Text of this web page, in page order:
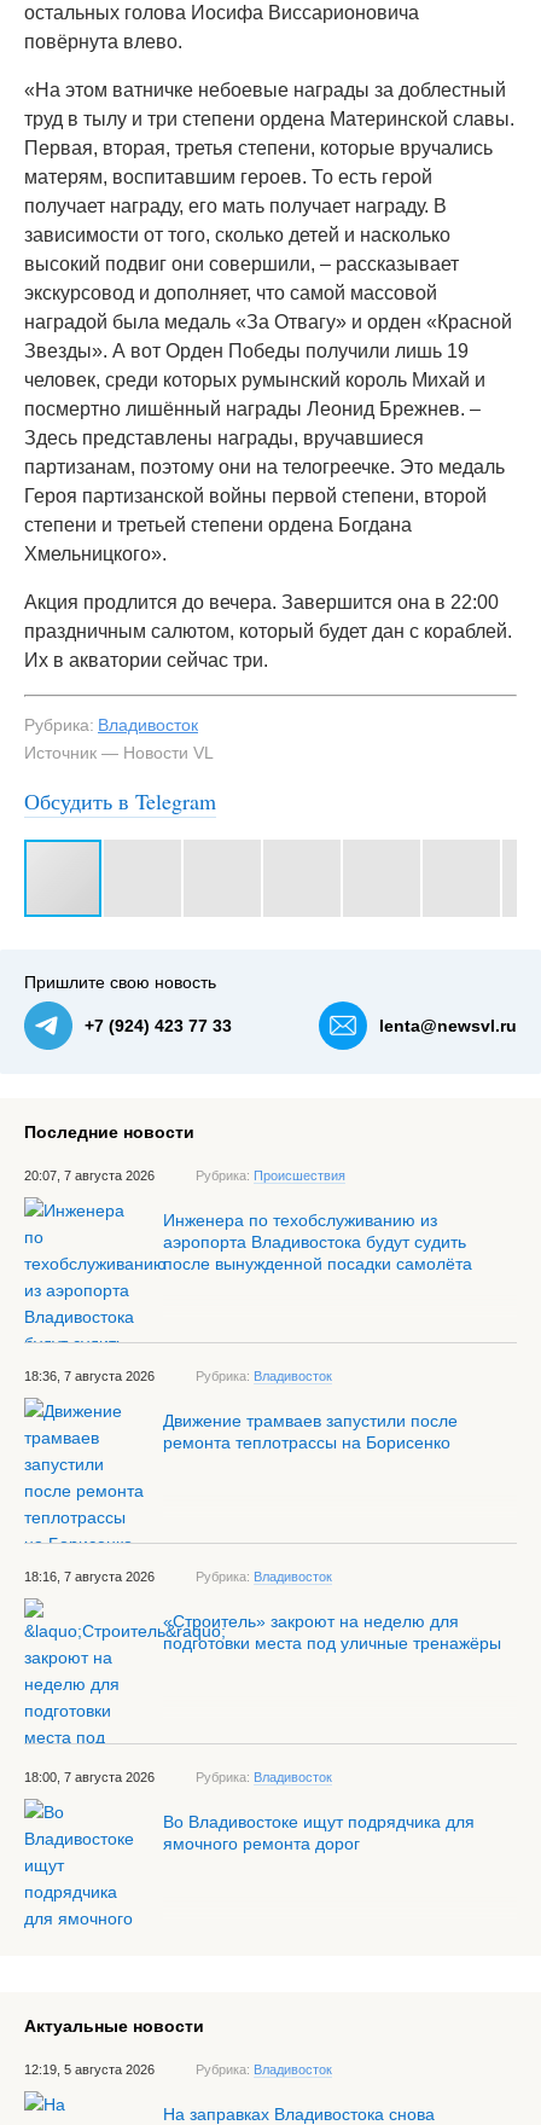
остальных голова Иосифа Виссарионовича
повёрнута влево.
«На этом ватничке небоевые награды за доблестный
труд в тылу и три степени ордена Материнской славы.
Первая, вторая, третья степени, которые вручались
матерям, воспитавшим героев. То есть герой
получает награду, его мать получает награду. В
зависимости от того, сколько детей и насколько
высокий подвиг они совершили, – рассказывает
экскурсовод и дополняет, что самой массовой
наградой была медаль «За Отвагу» и орден «Красной
Звезды». А вот Орден Победы получили лишь 19
человек, среди которых румынский король Михай и
посмертно лишённый награды Леонид Брежнев. –
Здесь представлены награды, вручавшиеся
партизанам, поэтому они на телогреечке. Это медаль
Героя партизанской войны первой степени, второй
степени и третьей степени ордена Богдана
Хмельницкого».
Акция продлится до вечера. Завершится она в 22:00
праздничным салютом, который будет дан с кораблей.
Их в акватории сейчас три.
Рубрика: Владивосток
Источник — Новости VL
Обсудить в Telegram
Пришлите свою новость
+7 (924) 423 77 33 lenta@newsvl.ru
Последние новости
20:07, 7 августа 2026 Рубрика: Происшествия
Инженера по техобслуживанию из
аэропорта Владивостока будут судить
после вынужденной посадки самолёта
18:36, 7 августа 2026 Рубрика: Владивосток
Движение трамваев запустили после
ремонта теплотрассы на Борисенко
18:16, 7 августа 2026 Рубрика: Владивосток
«Строитель» закроют на неделю для
подготовки места под уличные тренажёры
18:00, 7 августа 2026 Рубрика: Владивосток
Во Владивостоке ищут подрядчика для
ямочного ремонта дорог
Актуальные новости
12:19, 5 августа 2026 Рубрика: Владивосток
На заправках Владивостока снова